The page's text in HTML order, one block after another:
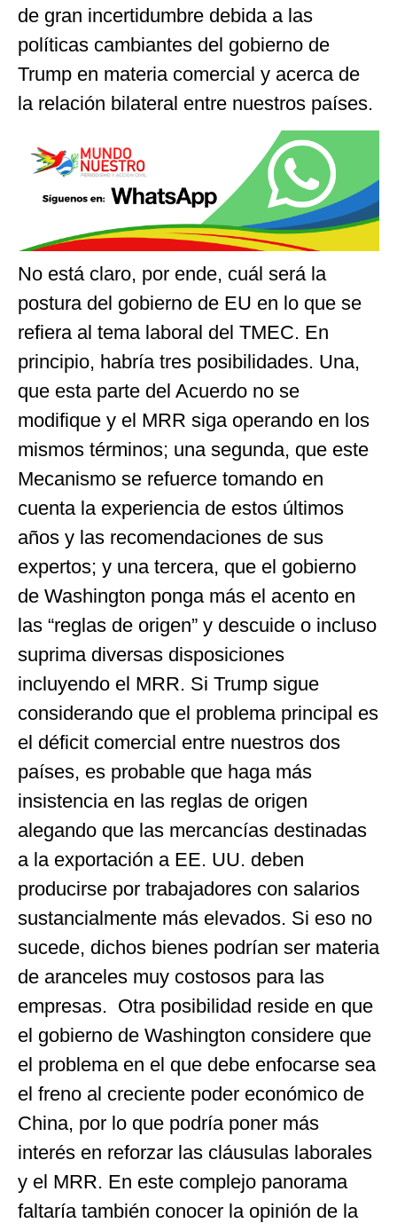
de gran incertidumbre debida a las
políticas cambiantes del gobierno de
Trump en materia comercial y acerca de
la relación bilateral entre nuestros países.
No está claro, por ende, cuál será la
postura del gobierno de EU en lo que se
refiera al tema laboral del TMEC. En
principio, habría tres posibilidades. Una,
que esta parte del Acuerdo no se
modifique y el MRR siga operando en los
mismos términos; una segunda, que este
Mecanismo se refuerce tomando en
cuenta la experiencia de estos últimos
años y las recomendaciones de sus
expertos; y una tercera, que el gobierno
de Washington ponga más el acento en
las “reglas de origen” y descuide o incluso
suprima diversas disposiciones
incluyendo el MRR. Si Trump sigue
considerando que el problema principal es
el déficit comercial entre nuestros dos
países, es probable que haga más
insistencia en las reglas de origen
alegando que las mercancías destinadas
a la exportación a EE. UU. deben
producirse por trabajadores con salarios
sustancialmente más elevados. Si eso no
sucede, dichos bienes podrían ser materia
de aranceles muy costosos para las
empresas. Otra posibilidad reside en que
el gobierno de Washington considere que
el problema en el que debe enfocarse sea
el freno al creciente poder económico de
China, por lo que podría poner más
interés en reforzar las cláusulas laborales
y el MRR. En este complejo panorama
faltaría también conocer la opinión de la